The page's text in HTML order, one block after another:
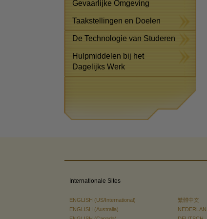
Gevaarlijke Omgeving
Taakstellingen en Doelen
De Technologie van Studeren
Hulpmiddelen bij het
Dagelijks Werk
Internationale Sites
ENGLISH (US/International)
ENGLISH (Australia)
繁體中文